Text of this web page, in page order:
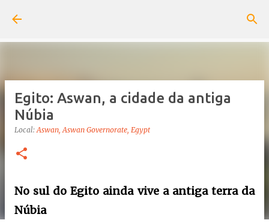
Egito: Aswan, a cidade da antiga
Núbia
Local:Aswan, Aswan Governorate, Egypt
No sul do Egito ainda vive a antiga terra da
Núbia